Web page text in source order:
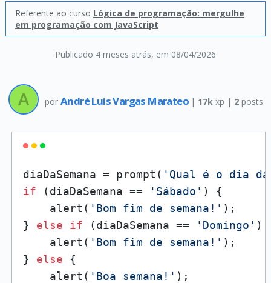
Publicado 4 meses atrás, em 08/04/2026
Referente ao curso Lógica de programação: mergulhe
em programação com JavaScript
por André Luis Vargas Marateo | 17k xp | 2 posts
diaDaSemana = prompt( 'Qual é o dia da
if (diaDaSemana == 'Sábado' ) {
    alert(
'Bom fim de semana!' );
} else if (diaDaSemana == 'Domingo' )
    alert(
'Bom fim de semana!' );
} else {
    alert(
'Boa semana!' );